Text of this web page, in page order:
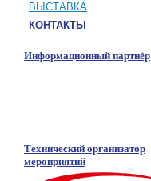
ВЫСТАВКА
КОНТАКТЫ
Информационный партнёр
Технический организатор
мероприятий